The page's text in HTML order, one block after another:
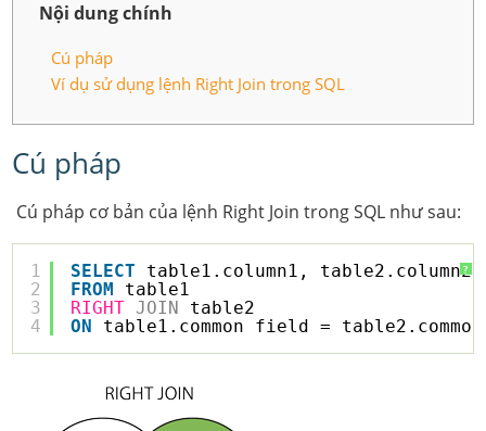
Nội dung chính
Cú pháp
Ví dụ sử dụng lệnh Right Join trong SQL
Cú pháp
Cú pháp cơ bản của lệnh Right Join trong SQL như sau:
?
1
2
3
4
SELECT
table1.column1,
FROM
table1
RIGHT JOIN
table2
ON
table1.common_field =